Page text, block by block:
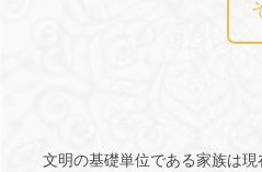
文明の基礎単位である家族は